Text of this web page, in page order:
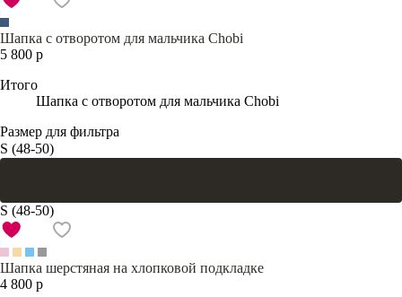
Шапка с отворотом для мальчика Chobi
5 800 р
Итого
Шапка с отворотом для мальчика Chobi
Размер для фильтра
S (48-50)
S (48-50)
Шапка шерстяная на хлопковой подкладке
4 800 р